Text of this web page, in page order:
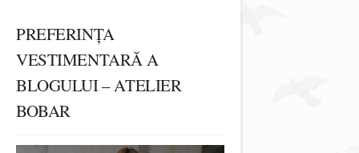
PREFERINȚA
VESTIMENTARĂ A
BLOGULUI – ATELIER
BOBAR